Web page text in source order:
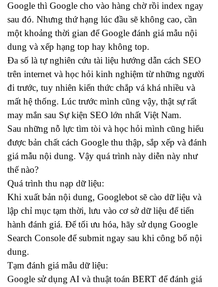
Google thì Google cho vào hàng chờ rồi index ngay
sau đó. Nhưng thứ hạng lúc đầu sẽ không cao, cần
một khoảng thời gian để Google đánh giá mẫu nội
dung và xếp hạng top hay không top.
Đa số là tự nghiên cứu tài liệu hướng dẫn cách SEO
trên internet và học hỏi kinh nghiệm từ những người
đi trước, tuy nhiên kiến thức chắp vá khá nhiều và
mất hệ thống. Lúc trước mình cũng vậy, thật sự rất
may mắn sau Sự kiện SEO lớn nhất Việt Nam.
Sau những nỗ lực tìm tòi và học hỏi mình cũng hiểu
được bản chất cách Google thu thập, sắp xếp và đánh
giá mẫu nội dung. Vậy quá trình này diễn này như
thế nào?
Quá trình thu nạp dữ liệu:
Khi xuất bản nội dung, Googlebot sẽ cào dữ liệu và
lập chỉ mục tạm thời, lưu vào cơ sở dữ liệu để tiến
hành đánh giá. Để tối ưu hóa, hãy sử dụng Google
Search Console để submit ngay sau khi công bố nội
dung.
Tạm đánh giá mẫu dữ liệu:
Google sử dụng AI và thuật toán BERT để đánh giá